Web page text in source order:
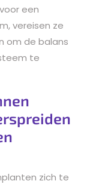
een
vereisen ze
om de balans
te
zich te